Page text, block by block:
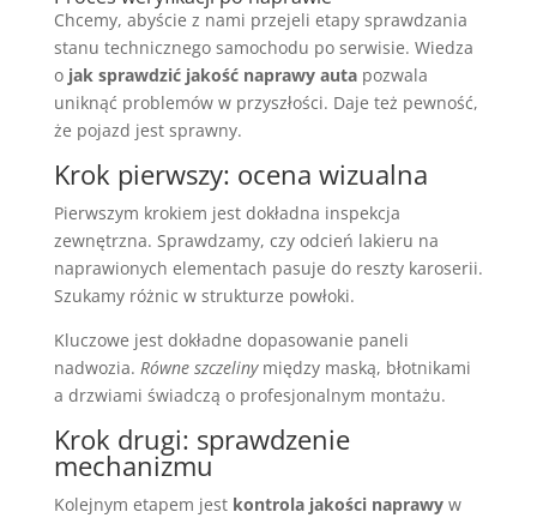
Chcemy, abyście z nami przejeli etapy sprawdzania
stanu technicznego samochodu po serwisie. Wiedza
o jak sprawdzić jakość naprawy autapozwala
uniknąć problemów w przyszłości. Daje też pewność,
że pojazd jest sprawny.
Krok pierwszy: ocena wizualna
Pierwszym krokiem jest dokładna inspekcja
zewnętrzna. Sprawdzamy, czy odcień lakieru na
naprawionych elementach pasuje do reszty karoserii.
Szukamy różnic w strukturze powłoki.
Kluczowe jest dokładne dopasowanie paneli
nadwozia. Równe szczelinymiędzy maską, błotnikami
a drzwiami świadczą o profesjonalnym montażu.
Krok drugi: sprawdzenie
mechanizmu
Kolejnym etapem jest kontrola jakości naprawyw